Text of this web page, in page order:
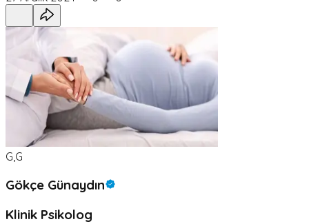
G,G
Gökçe Günaydın
Klinik Psikolog